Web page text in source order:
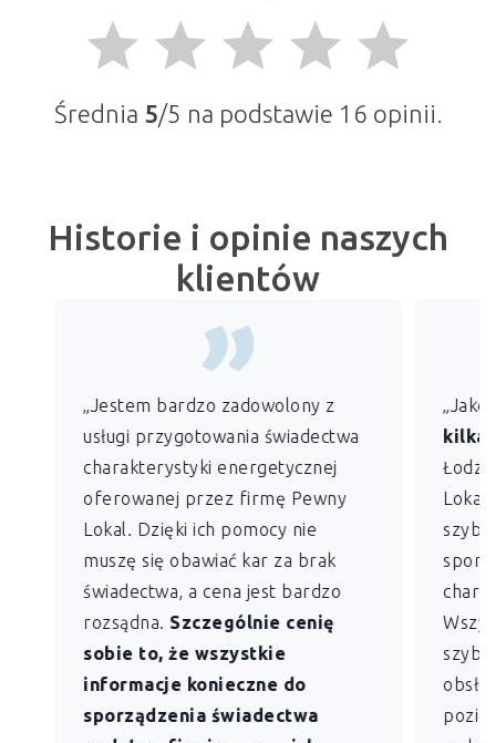
grade grade grade grade grade
Średnia 5/5 na podstawie 16 opinii.
Historie i opinie naszych
klientów
„Jestem bardzo zadowolony z
usługi przygotowania świadectwa
charakterystyki energetycznej
oferowanej przez firmę Pewny
Lokal. Dzięki ich pomocy nie
muszę się obawiać kar za brak
świadectwa, a cena jest bardzo
rozsądna. Szczególnie cenię
sobie to, że wszystkie
informacje konieczne do
sporządzenia świadectwa
„Jako
Łodzi)
Lokal